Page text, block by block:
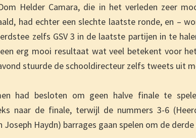
Helder Camara, die in het verleden zeer
had echter een slechte laatste ronde, en –
zelfs GSV 3 in de laatste partijen in te
erg mooi resultaat wat veel betekent voor
stuurde de schooldirecteur zelfs tweets uit
had besloten om geen halve finale te
naar de finale, terwijl de nummers 3-6
Joseph Haydn) barrages gaan spelen om de